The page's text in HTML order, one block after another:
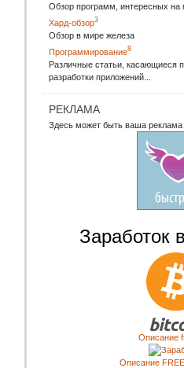
Обзор программ, интересных на
Хард-обзор3
Обзор в мире железа
Программирование8
Различные статьи, касающиеся
разработки приложений...
РЕКЛАМА
Здесь может быть ваша реклама
Заработок
Описание
Описание